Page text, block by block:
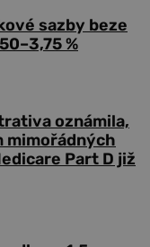
sazby beze
%
oznámila,
mimořádných
Part D již